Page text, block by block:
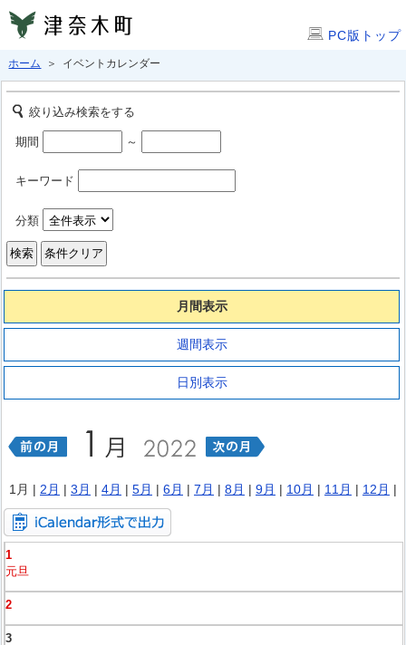
PC版トップ
ホーム ＞ イベントカレンダー
絞り込み検索をする
期間 ～
キーワード
分類
月間表示
週間表示
日別表示
1月 | 2月 | 3月 | 4月 | 5月 | 6月 | 7月 | 8月 | 9月 | 10月 | 11月 | 12月 |
1
元旦
2
3